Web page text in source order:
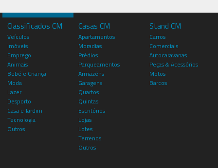
Classificados CM
Veículos
Imóveis
Emprego
Animais
Bebé e Criança
Moda
Lazer
Desporto
Casa e Jardim
Tecnologia
Outros
Casas CM
Apartamentos
Moradias
Prédios
Parqueamentos
Armazéns
Garagens
Quartos
Quintas
Escritórios
Lojas
Lotes
Terrenos
Outros
Stand CM
Carros
Comerciais
Autocaravanas
Peças & Acessórios
Motos
Barcos